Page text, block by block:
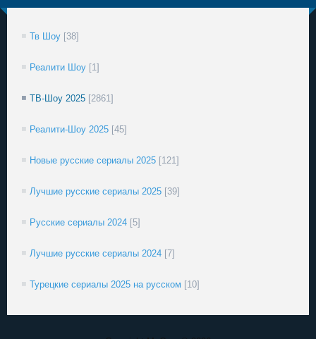
Тв Шоу [38]
Реалити Шоу [1]
ТВ-Шоу 2025 [2861]
Реалити-Шоу 2025 [45]
Новые русские сериалы 2025 [121]
Лучшие русские сериалы 2025 [39]
Русские сериалы 2024 [5]
Лучшие русские сериалы 2024 [7]
Турецкие сериалы 2025 на русском [10]